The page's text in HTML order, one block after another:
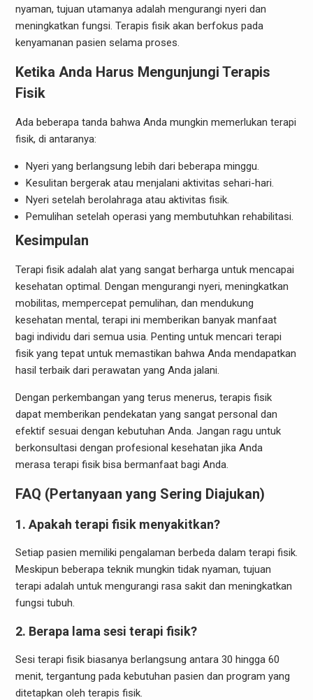
nyaman, tujuan utamanya adalah mengurangi nyeri dan
meningkatkan fungsi. Terapis fisik akan berfokus pada
kenyamanan pasien selama proses.
Ketika Anda Harus Mengunjungi Terapis
Fisik
Ada beberapa tanda bahwa Anda mungkin memerlukan terapi
fisik, di antaranya:
Nyeri yang berlangsung lebih dari beberapa minggu.
Kesulitan bergerak atau menjalani aktivitas sehari-hari.
Nyeri setelah berolahraga atau aktivitas fisik.
Pemulihan setelah operasi yang membutuhkan rehabilitasi.
Kesimpulan
Terapi fisik adalah alat yang sangat berharga untuk mencapai
kesehatan optimal. Dengan mengurangi nyeri, meningkatkan
mobilitas, mempercepat pemulihan, dan mendukung
kesehatan mental, terapi ini memberikan banyak manfaat
bagi individu dari semua usia. Penting untuk mencari terapi
fisik yang tepat untuk memastikan bahwa Anda mendapatkan
hasil terbaik dari perawatan yang Anda jalani.
Dengan perkembangan yang terus menerus, terapis fisik
dapat memberikan pendekatan yang sangat personal dan
efektif sesuai dengan kebutuhan Anda. Jangan ragu untuk
berkonsultasi dengan profesional kesehatan jika Anda
merasa terapi fisik bisa bermanfaat bagi Anda.
FAQ (Pertanyaan yang Sering Diajukan)
1. Apakah terapi fisik menyakitkan?
Setiap pasien memiliki pengalaman berbeda dalam terapi fisik.
Meskipun beberapa teknik mungkin tidak nyaman, tujuan
terapi adalah untuk mengurangi rasa sakit dan meningkatkan
fungsi tubuh.
2. Berapa lama sesi terapi fisik?
Sesi terapi fisik biasanya berlangsung antara 30 hingga 60
menit, tergantung pada kebutuhan pasien dan program yang
ditetapkan oleh terapis fisik.